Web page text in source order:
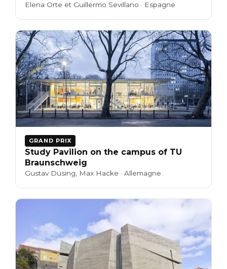
Elena Orte et Guillermo Sevillano · Espagne
GRAND PRIX
Study Pavilion on the campus of TU
Braunschweig
Gustav Düsing, Max Hacke · Allemagne